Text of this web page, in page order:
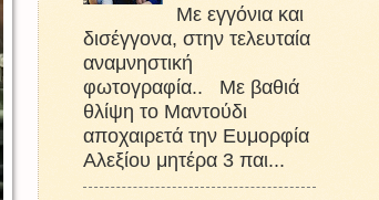
Με εγγόνια και
δισέγγονα, στην τελευταία
αναμνηστική
φωτογραφία.. Με βαθιά
θλίψη το Μαντούδι
αποχαιρετά την Ευμορφία
Αλεξίου μητέρα 3 παι...